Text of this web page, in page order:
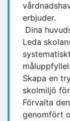
erbjuder.
Dina
Leda
Skapa en
skolmiljö
Förvalta
genomfört